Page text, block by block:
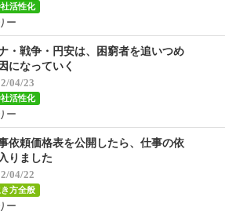
活性化
ー
・戦争・円安は、困窮者を追いつめ
になっていく
04/23
活性化
ー
依頼価格表を公開したら、仕事の依
りました
04/22
方全般
ー